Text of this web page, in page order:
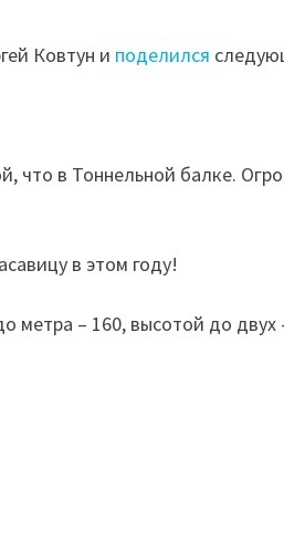
Ковтун и поделился
что в Тоннельной балке.
в этом году!
метра – 160, высотой до